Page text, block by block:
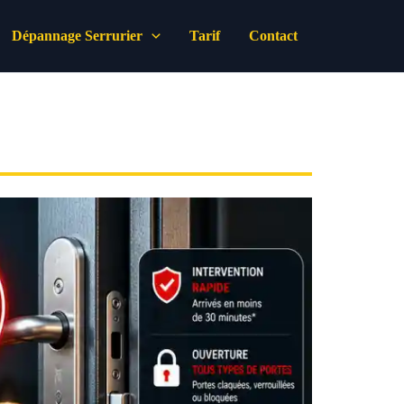
Dépannage Serrurier Tarif Contact